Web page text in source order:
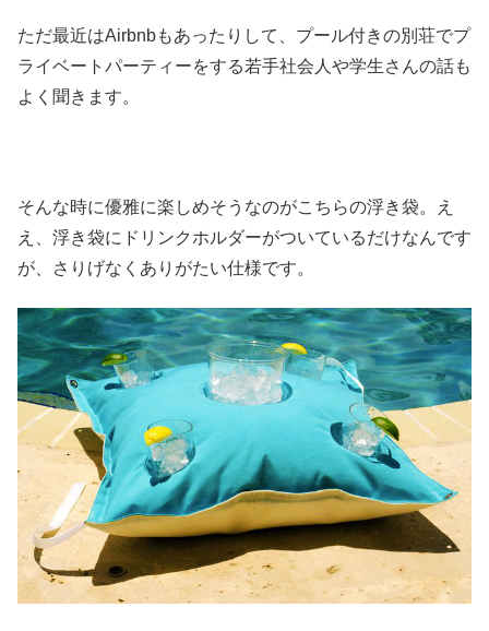
ただ最近はAirbnbもあったりして、プール付きの別荘でプ
ライベートパーティーをする若手社会人や学生さんの話も
よく聞きます。
そんな時に優雅に楽しめそうなのがこちらの浮き袋。え
え、浮き袋にドリンクホルダーがついているだけなんです
が、さりげなくありがたい仕様です。